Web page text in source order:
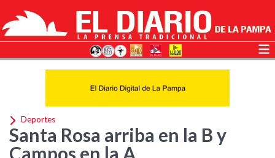
Deportes
Santa Rosa arriba en la B y
Campos en la A